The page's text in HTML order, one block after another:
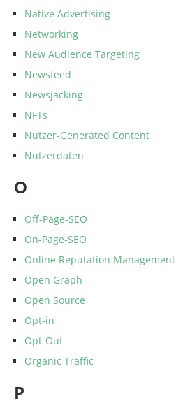
Native Advertising
Networking
New Audience Targeting
Newsfeed
Newsjacking
NFTs
Nutzer-Generated Content
Nutzerdaten
O
Off-Page-SEO
On-Page-SEO
Online Reputation Management
Open Graph
Open Source
Opt-in
Opt-Out
Organic Traffic
P